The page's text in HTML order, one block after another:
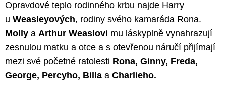
Opravdové teplo rodinného krbu najde Harry
u Weasleyových, rodiny svého kamaráda Rona.
Molly a Arthur Weaslovi mu láskyplně vynahrazují
zesnulou matku a otce a s otevřenou náručí přijímají
mezi své početné ratolesti Rona, Ginny, Freda,
George, Percyho, Billa a Charlieho.